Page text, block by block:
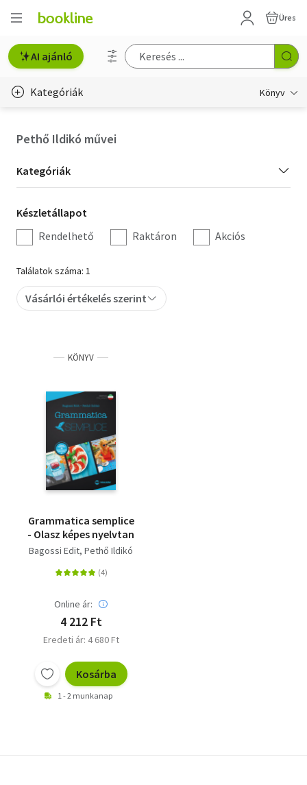
Üres
AI ajánló
Kategóriák Könyv
Hobbi, szabadidő
Irodalom
Művészet
Szakkönyv
Tankönyv, segédkönyv
Társadalomtudomány
Természettudomány
Történelem
Pethő Ildikó művei
Kategória
szűrés
Kategóriák
Készletállapot
szűrés
Készletállapot
Rendelhető
Raktáron Akciós
Találatok száma: 1
Vásárlói értékelés szerint
KÖNYV
Grammatica semplice
- Olasz képes nyelvtan
Bagossi Edit Pethő Ildikó
Online ár:
4 212 Ft
Eredeti ár: 4 680 Ft
Kosárba
1 - 2 munkanap